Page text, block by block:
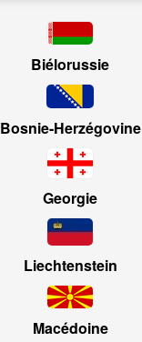
Biélorussie
Bosnie-Herzégovine
Georgie
Liechtenstein
Macédoine